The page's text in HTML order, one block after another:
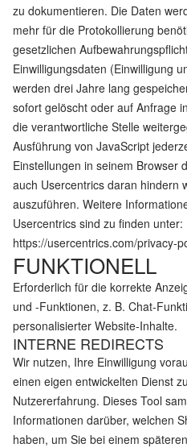
zu dokumentieren. Die Daten
mehr für die Protokollierung
gesetzlichen
Einwilligungsdaten (Einwilligung
werden drei Jahre lang
sofort gelöscht oder auf Anfrage
die verantwortliche Stelle
Ausführung von JavaScript
Einstellungen in seinem Browser
auch Usercentrics daran hindern
auszuführen. Weitere
Usercentrics sind zu finden unter:
https://usercentrics.com/privacy-
FUNKTIONELL
Erforderlich für die korrekte
und -Funktionen, z. B. Chat-
personalisierter Website-Inhalte.
INTERNE REDIRECTS
Wir nutzen, Ihre Einwilligung
einen eigen entwickelten Dienst
Nutzererfahrung. Dieses Tool
Informationen darüber, welchen
haben, um Sie bei einem